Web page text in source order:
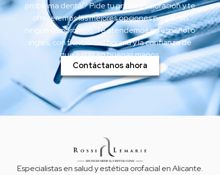
problema dental? Pide tu primera valoración y te
ofreceremos las mejores opciones para ti, sin
ningún compromiso. Te atendemos en español o
inglés, con flexibilidad horaria y la confianza de
que estás en buenas manos.
Contáctanos ahora
Especialistas en salud y estética orofacial en Alicante.